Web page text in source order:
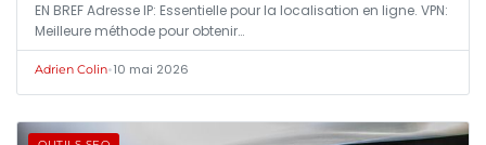
EN BREF Adresse IP: Essentielle pour la localisation en ligne. VPN:
Meilleure méthode pour obtenir…
Adrien Colin•10 mai 2026